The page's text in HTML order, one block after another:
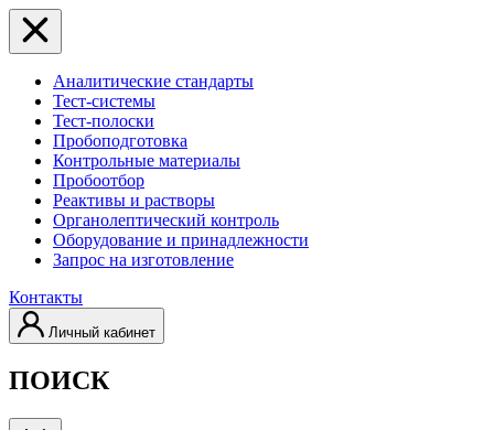
Аналитические стандарты
Тест-системы
Тест-полоски
Пробоподготовка
Контрольные материалы
Пробоотбор
Реактивы и растворы
Органолептический контроль
Оборудование и принадлежности
Запрос на изготовление
Контакты
Личный кабинет
ПОИСК